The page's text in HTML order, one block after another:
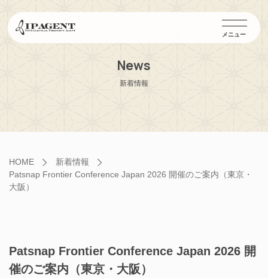
メニュー
News
新着情報
HOME
新着情報
Patsnap Frontier Conference Japan 2026 開催のご案内（東京・
大阪）
Patsnap Frontier Conference Japan 2026 開
催のご案内（東京・大阪）